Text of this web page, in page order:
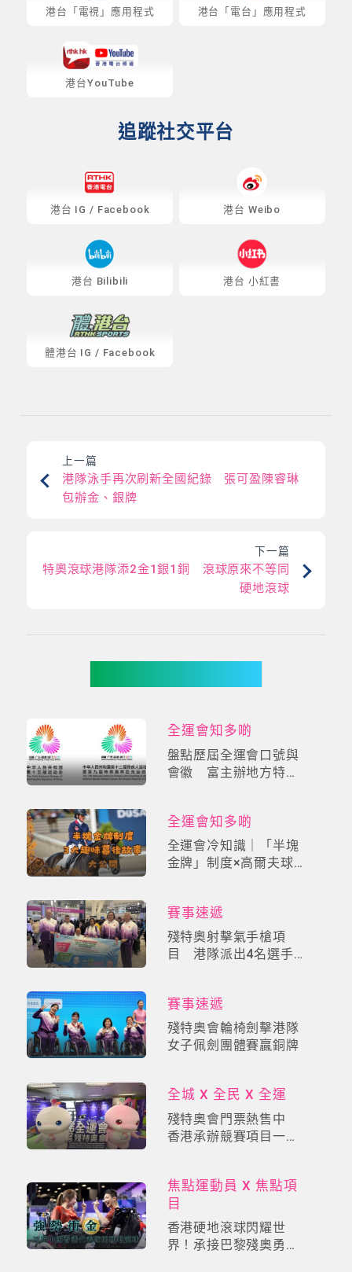
港台「電視」應用程式 港台「電台」應用程式
港台YouTube
追蹤社交平台
港台 IG / Facebook 港台 Weibo
港台 Bilibili 港台 小紅書
體港台 IG / Facebook
上一篇
港隊泳手再次刷新全國紀錄 張可盈陳睿琳
包辦金、銀牌
下一篇
特奧滾球港隊添2金1銀1銅 滾球原來不等同
硬地滾球
全運會知多啲
盤點歷屆全運會口號與
會徽 富主辦地方特
全運會知多啲
全運會冷知識｜「半塊
金牌」制度×高爾夫球
賽事速遞
殘特奧射擊氣手槍項
目 港隊派出4名選手
賽事速遞
殘特奧會輪椅劍擊港隊
女子佩劍團體賽贏銅牌
全城 X 全民 X 全運
殘特奧會門票熱售中
香港承辦競賽項目一票
焦點運動員 X 焦點項
目
香港硬地滾球閃耀世
界！承接巴黎殘奧勇奪